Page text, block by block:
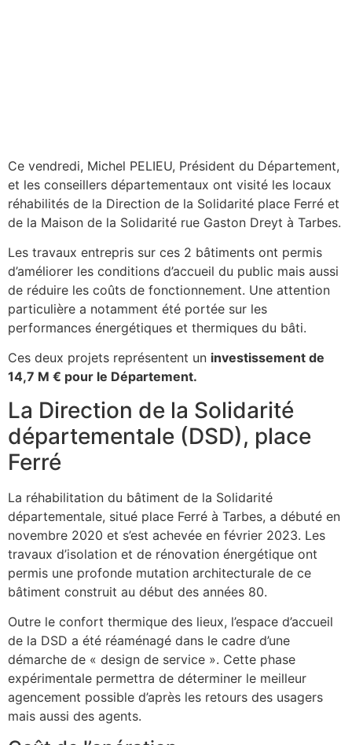
Ce vendredi, Michel PELIEU, Président du Département,
et les conseillers départementaux ont visité les locaux
réhabilités de la Direction de la Solidarité place Ferré et
de la Maison de la Solidarité rue Gaston Dreyt à Tarbes.
Les travaux entrepris sur ces 2 bâtiments ont permis
d’améliorer les conditions d’accueil du public mais aussi
de réduire les coûts de fonctionnement. Une attention
particulière a notamment été portée sur les
performances énergétiques et thermiques du bâti.
Ces deux projets représentent un investissement de
14,7 M € pour le Département.
La Direction de la Solidarité
départementale (DSD), place
Ferré
La réhabilitation du bâtiment de la Solidarité
départementale, situé place Ferré à Tarbes, a débuté en
novembre 2020 et s’est achevée en février 2023. Les
travaux d’isolation et de rénovation énergétique ont
permis une profonde mutation architecturale de ce
bâtiment construit au début des années 80.
Outre le confort thermique des lieux, l’espace d’accueil
de la DSD a été réaménagé dans le cadre d’une
démarche de « design de service ». Cette phase
expérimentale permettra de déterminer le meilleur
agencement possible d’après les retours des usagers
mais aussi des agents.